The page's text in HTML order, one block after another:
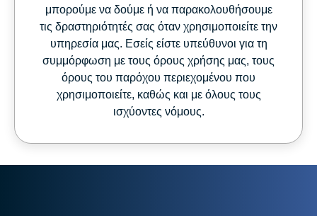
μπορούμε να δούμε ή να παρακολουθήσουμε
τις δραστηριότητές σας όταν χρησιμοποιείτε την
υπηρεσία μας. Εσείς είστε υπεύθυνοι για τη
συμμόρφωση με τους όρους χρήσης μας, τους
όρους του παρόχου περιεχομένου που
χρησιμοποιείτε, καθώς και με όλους τους
ισχύοντες νόμους.